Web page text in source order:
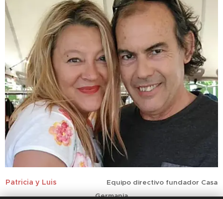
Patricia y Luis
Equipo directivo fundador Casa
Germania